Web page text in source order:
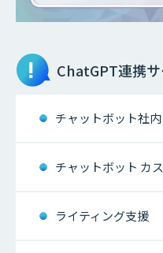
ChatGPT連携
チャットボット社内
チャットボット カ
ライティング支援